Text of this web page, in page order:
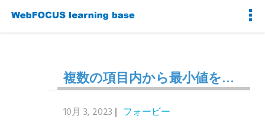
複数の項目内から最小値を取得したい
10月 3, 2023
フォービー